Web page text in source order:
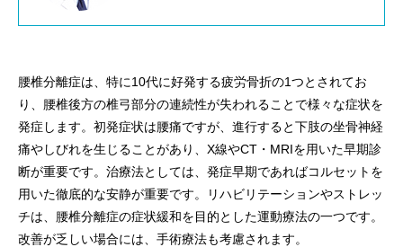
腰椎分離症は、特に10代に好発する疲労骨折の1つとされてお
り、腰椎後方の椎弓部分の連続性が失われることで様々な症状を
発症します。初発症状は腰痛ですが、進行すると下肢の坐骨神経
痛やしびれを生じることがあり、X線やCT・MRIを用いた早期診
断が重要です。治療法としては、発症早期であればコルセットを
用いた徹底的な安静が重要です。リハビリテーションやストレッ
チは、腰椎分離症の症状緩和を目的とした運動療法の一つです。
改善が乏しい場合には、手術療法も考慮されます。